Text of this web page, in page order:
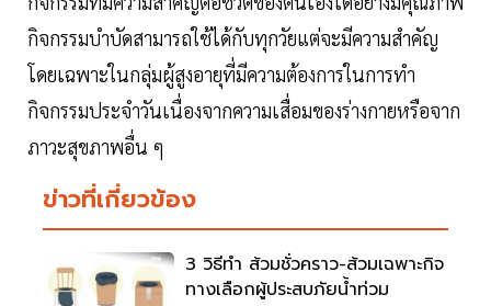
กิจกรรมบำบัดสามารถใช้ได้กับทุกวัยแต่จะมีความสำคัญ
โดยเฉพาะในกลุ่มผู้สูงอายุที่มีความต้องการในการทำ
กิจกรรมประจำวันเนื่องจากความเสื่อมของร่างกายหรือจาก
ภาวะสุขภาพอื่น ๆ
ข่าวที่เกี่ยวข้อง
3 วิธีทำ ส้วมชั่วคราว-ส้วมเฉพาะกิจ
ทางเลือกผู้ประสบภัยน้ำท่วม